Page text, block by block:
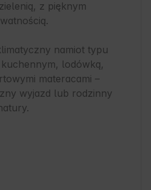
z pięknym
namiot typu
lodówką,
materacami –
wyjazd lub rodzinny